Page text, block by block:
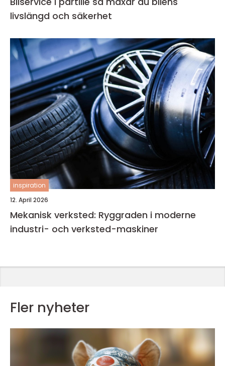
livslängd och säkerhet
inspiration
12. April 2026
Mekanisk verksted: Ryggraden i moderne
industri- och verksted-maskiner
Fler nyheter